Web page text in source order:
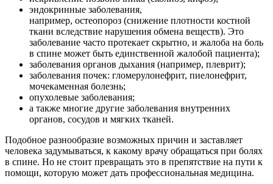
эндокринные заболевания,
например, остеопороз (снижение плотности костной
ткани вследствие нарушения обмена веществ). Это
заболевание часто протекает скрытно, и жалоба на боль
в спине может быть единственной жалобой пациента);
заболевания органов дыхания (например, плеврит);
заболевания почек: гломерулонефрит, пиелонефрит,
мочекаменная болезнь;
опухолевые заболевания;
а также многие другие заболевания внутренних
органов, сосудов и мягких тканей.
Подобное разнообразие возможных причин и заставляет
человека задумываться, к какому врачу обращаться при болях
в спине. Но не стоит превращать это в препятствие на пути к
помощи, которую может дать профессиональная медицина.